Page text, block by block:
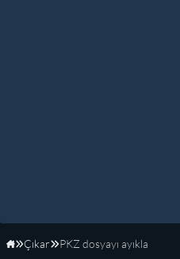
Anasayfa
Çıkar PKZ dosyayı ayıkla